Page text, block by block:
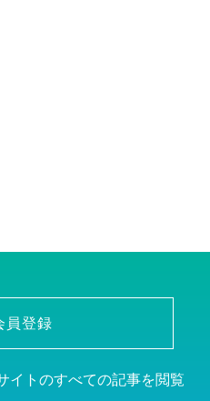
員登録
イトのすべての記事を閲覧